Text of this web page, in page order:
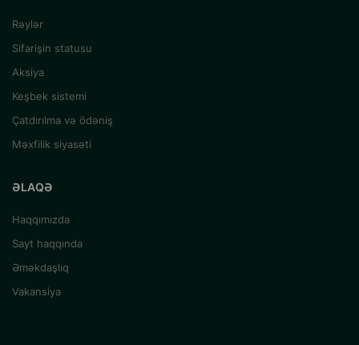
Rəylər
Sifarişin statusu
Aksiya
Keşbek sistemi
Çatdırılma və ödəniş
Məxfilik siyasəti
ƏLAQƏ
Haqqımızda
Sayt haqqında
Əməkdaşlıq
Vakansiya